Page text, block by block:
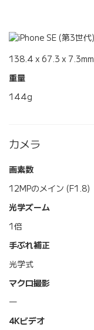
138.4 x 67.3 x 7.3mm
重量
144g
カメラ
画素数
12MPのメイン (F1.8)
光学ズーム
1倍
手ぶれ補正
光学式
マクロ撮影
―
4Kビデオ